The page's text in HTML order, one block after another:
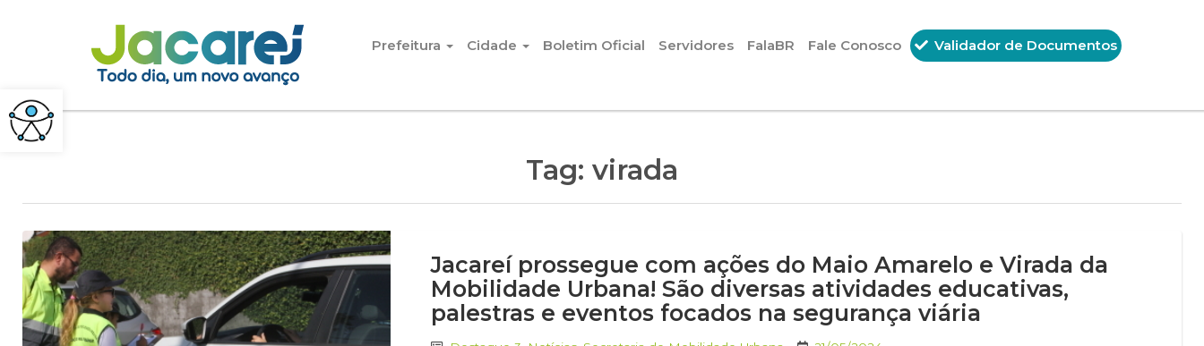
Pular para o conteúdo
Prefeitura
Cidade Boletim Oficial Servidores FalaBR Fale Conosco Validador de Documentos
Tag: virada
Jacareí prossegue com ações do Maio Amarelo e Virada da
Mobilidade Urbana! São diversas atividades educativas,
palestras e eventos focados na segurança viária